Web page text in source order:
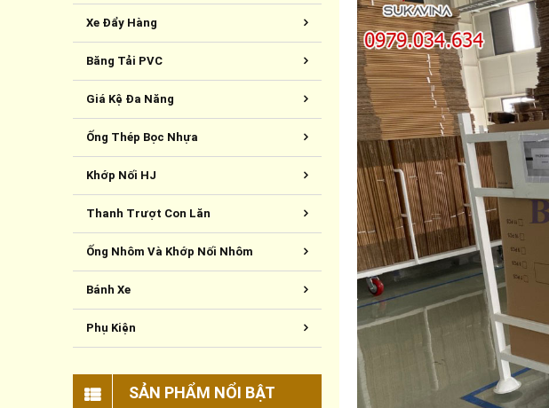
Xe Đẩy Hàng
Băng Tải PVC
Giá Kệ Đa Năng
Ống Thép Bọc Nhựa
Khớp Nối HJ
Thanh Trượt Con Lăn
Ống Nhôm Và Khớp Nối Nhôm
Bánh Xe
Phụ Kiện
SẢN PHẨM NỔI BẬT